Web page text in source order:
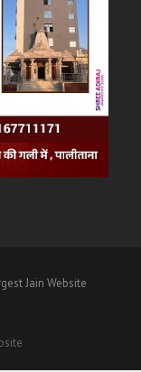
Jain Website